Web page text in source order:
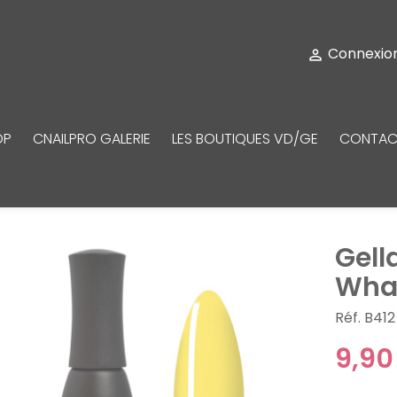

CNAILPRO GALERIE LES BOUTIQUES VD/GE
Réf. B412
9,90